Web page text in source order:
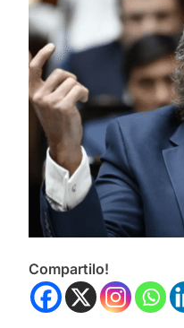
Compartilo!